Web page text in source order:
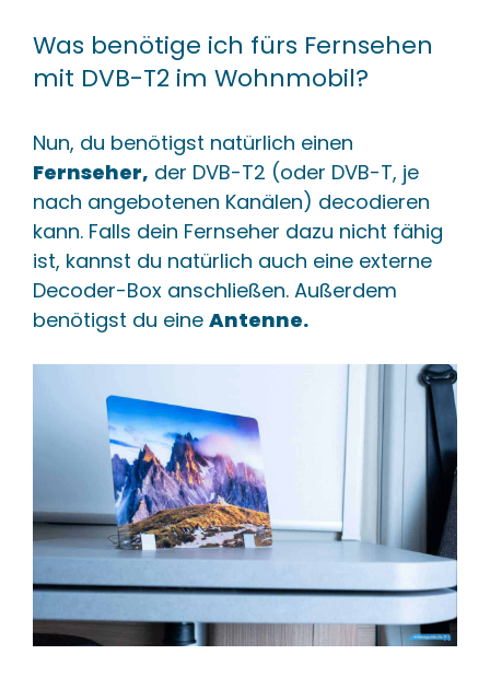
Was benötige ich fürs Fernsehen
mit DVB-T2 im Wohnmobil?
Nun, du benötigst natürlich einen
Fernseher, der DVB-T2 (oder DVB-T, je
nach angebotenen Kanälen) decodieren
kann. Falls dein Fernseher dazu nicht fähig
ist, kannst du natürlich auch eine externe
Decoder-Box anschließen. Außerdem
benötigst du eine Antenne.